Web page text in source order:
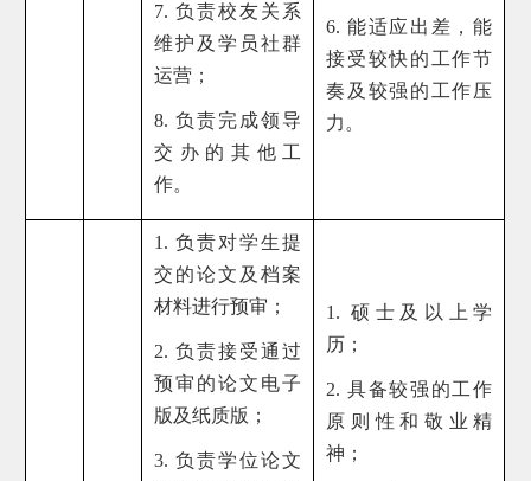
7. 负责校友关系
维护及学员社群
运营；
8. 负责完成领导
交办的其他工
作。
6. 能适应出差，能
接受较快的工作节
奏及较强的工作压
力。
1. 负责对学生提
交的论文及档案
材料进行预审；
2. 负责接受通过
预审的论文电子
版及纸质版；
3. 负责学位论文
1. 硕士及以上学
历；
2. 具备较强的工作
原则性和敬业精
神；